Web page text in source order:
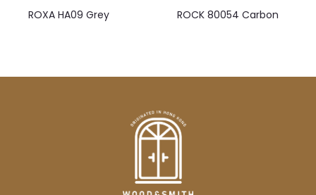
ROXA HA09 Grey ROCK 80054 Carbon